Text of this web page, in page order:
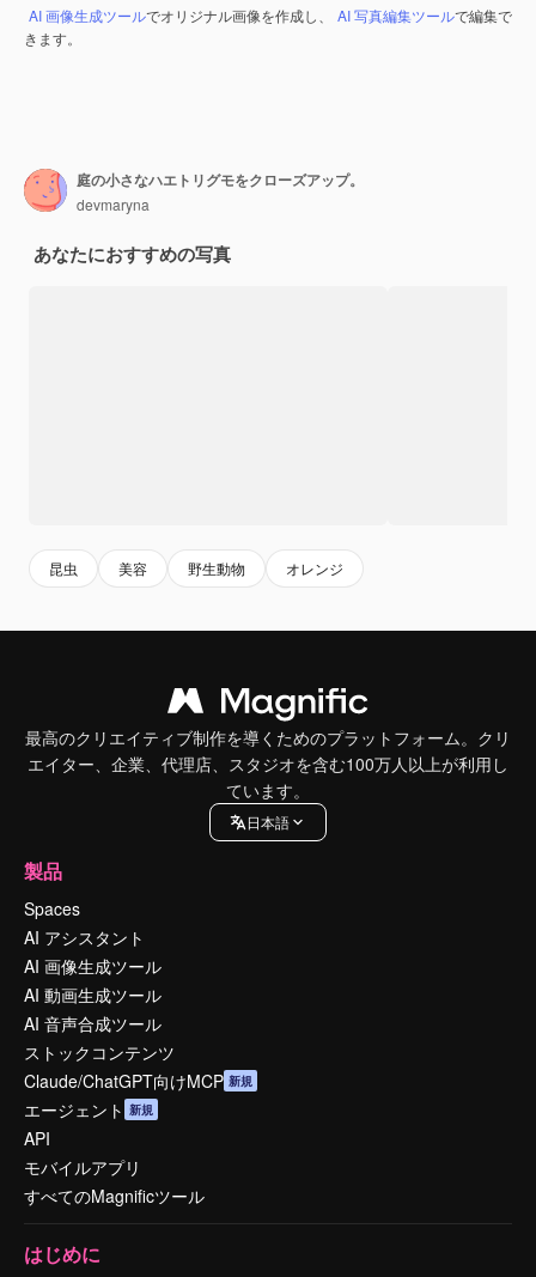
AI 画像生成ツールでオリジナル画像を作成し、 AI 写真編集ツールで編集で
きます。
庭の小さなハエトリグモをクローズアップ。
devmaryna
あなたにおすすめの写真
昆虫 美容 野生動物 オレンジ
最高のクリエイティブ制作を導くためのプラットフォーム。クリ
エイター、企業、代理店、スタジオを含む100万人以上が利用し
ています。
日本語
製品
Spaces
AI アシスタント
AI 画像生成ツール
AI 動画生成ツール
AI 音声合成ツール
ストックコンテンツ
Claude/ChatGPT向けMCP 新規
エージェント 新規
API
モバイルアプリ
すべてのMagnificツール
はじめに